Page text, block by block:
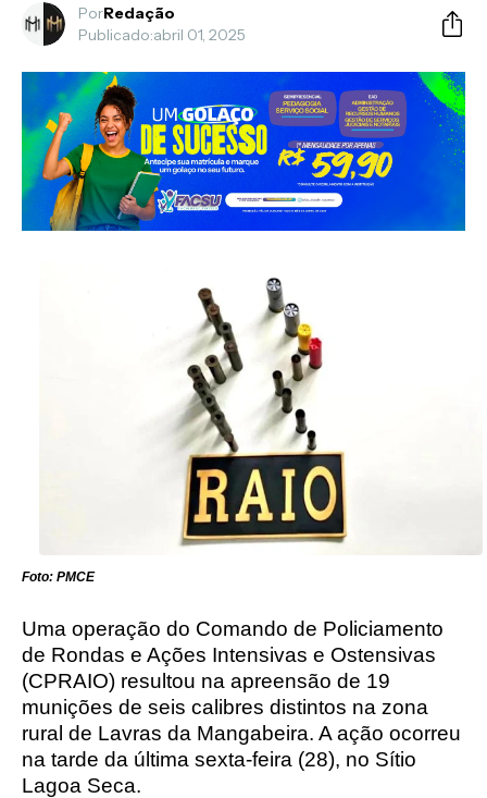
PorRedação
Publicado:abril 01, 2025
Foto: PMCE
Uma operação do Comando de Policiamento
de Rondas e Ações Intensivas e Ostensivas
(CPRAIO) resultou na apreensão de 19
munições de seis calibres distintos na zona
rural de Lavras da Mangabeira. A ação ocorreu
na tarde da última sexta-feira (28), no Sítio
Lagoa Seca.